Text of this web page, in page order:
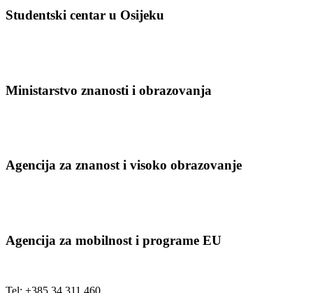
Studentski centar u Osijeku
Ministarstvo znanosti i obrazovanja
Agencija za znanost i visoko obrazovanje
Agencija za mobilnost i programe EU